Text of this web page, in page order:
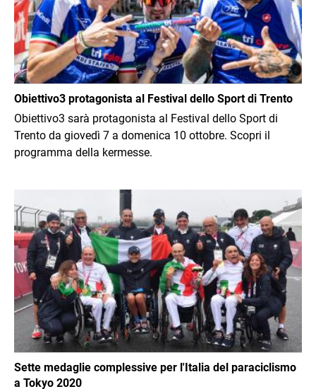
Obiettivo3 protagonista al Festival dello Sport di Trento
Obiettivo3 sarà protagonista al Festival dello Sport di
Trento da giovedì 7 a domenica 10 ottobre. Scopri il
programma della kermesse.
Sette medaglie complessive per l'Italia del paraciclismo
a Tokyo 2020